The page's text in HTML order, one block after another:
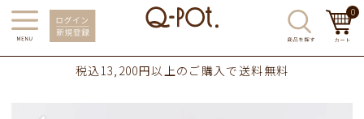
0
税込13,200円以上のご購入で送料無料